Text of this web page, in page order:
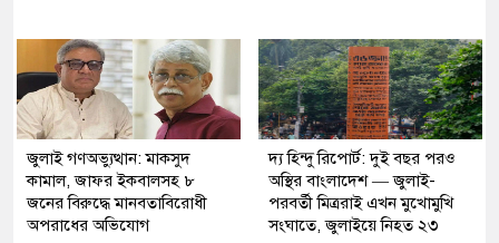
জুলাই গণঅভ্যুত্থান: মাকসুদ
কামাল, জাফর ইকবালসহ ৮
জনের বিরুদ্ধে মানবতাবিরোধী
অপরাধের অভিযোগ
দ্য হিন্দু রিপোর্ট: দুই বছর পরও
অস্থির বাংলাদেশ — জুলাই-
পরবর্তী মিত্ররাই এখন মুখোমুখি
সংঘাতে, জুলাইয়ে নিহত ২৩